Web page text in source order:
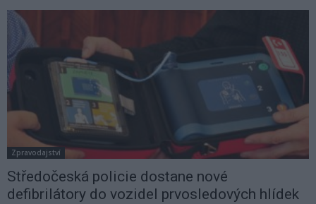
Zpravodajství
Středočeská policie dostane nové
defibrilátory do vozidel prvosledových hlídek